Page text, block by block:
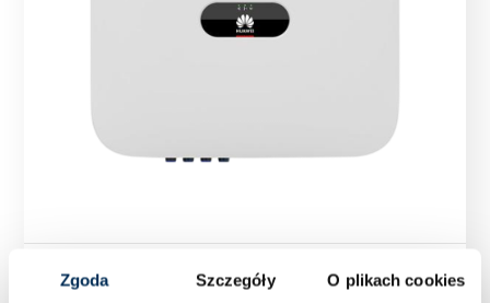
Zgoda Szczegóły O plikach cookies
Falownik Inwerter trójfazowy Huawei SUN2000-